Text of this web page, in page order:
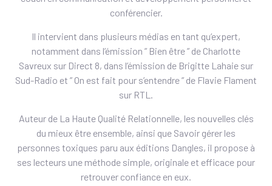
conférencier.
Il intervient dans plusieurs médias en tant qu’expert,
notamment dans l’émission ” Bien être ” de Charlotte
Savreux sur Direct 8, dans l’émission de Brigitte Lahaie sur
Sud-Radio et ” On est fait pour s’entendre ” de Flavie Flament
sur RTL.
Auteur de La Haute Qualité Relationnelle, les nouvelles clés
du mieux être ensemble, ainsi que Savoir gérer les
personnes toxiques paru aux éditions Dangles, il propose à
ses lecteurs une méthode simple, originale et efficace pour
retrouver confiance en eux.